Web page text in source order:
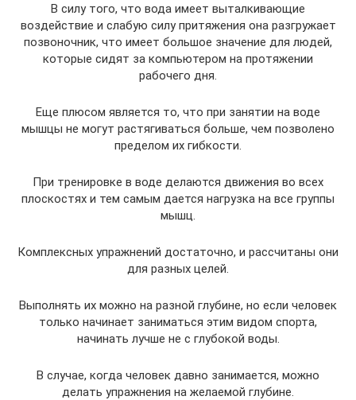
В силу того, что вода имеет выталкивающие
воздействие и слабую силу притяжения она разгружает
позвоночник, что имеет большое значение для людей,
которые сидят за компьютером на протяжении
рабочего дня.
Еще плюсом является то, что при занятии на воде
мышцы не могут растягиваться больше, чем позволено
пределом их гибкости.
При тренировке в воде делаются движения во всех
плоскостях и тем самым дается нагрузка на все группы
мышц.
Комплексных упражнений достаточно, и рассчитаны они
для разных целей.
Выполнять их можно на разной глубине, но если человек
только начинает заниматься этим видом спорта,
начинать лучше не с глубокой воды.
В случае, когда человек давно занимается, можно
делать упражнения на желаемой глубине.